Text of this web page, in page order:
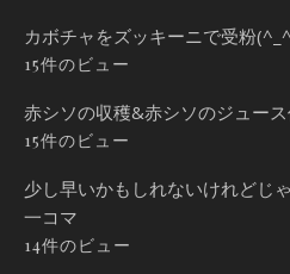
カボチャをズッキーニで受粉
15件のビュー
赤シソの収穫&赤シソのジュース
15件のビュー
少し早いかもしれないけれどじ
一コマ
14件のビュー